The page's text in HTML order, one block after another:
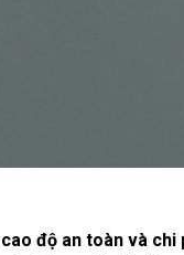
độ an toàn và chi